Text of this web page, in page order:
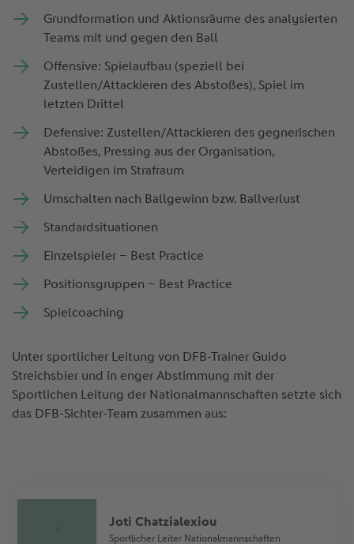
Grundformation und Aktionsräume des analysierten
Teams mit und gegen den Ball
Offensive: Spielaufbau (speziell bei
Zustellen/Attackieren des Abstoßes), Spiel im
letzten Drittel
Defensive: Zustellen/Attackieren des gegnerischen
Abstoßes, Pressing aus der Organisation,
Verteidigen im Strafraum
Umschalten nach Ballgewinn bzw. Ballverlust
Standardsituationen
Einzelspieler – Best Practice
Positionsgruppen – Best Practice
Spielcoaching
Unter sportlicher Leitung von DFB-Trainer Guido
Streichsbier und in enger Abstimmung mit der
Sportlichen Leitung der Nationalmannschaften setzte sich
das DFB-Sichter-Team zusammen aus:
Joti Chatzialexiou
Sportlicher Leiter Nationalmannschaften